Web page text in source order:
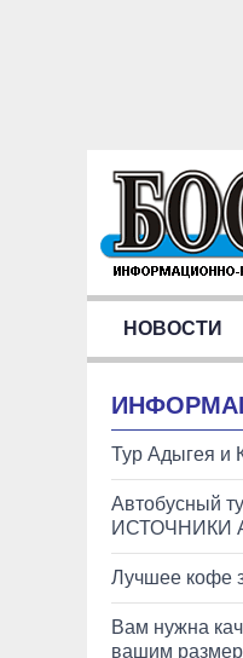
НОВОСТИ
Тур Адыгея и
Автобусный
ИСТОЧНИКИ
Лучшее кофе
Вам нужна
вашим